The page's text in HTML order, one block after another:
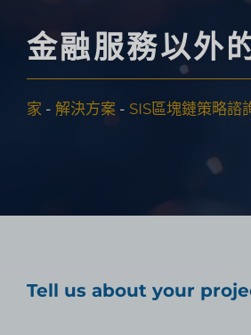
金融服務以外
家 - 解決方案 - SIS區塊鏈策略諮
Tell us about your